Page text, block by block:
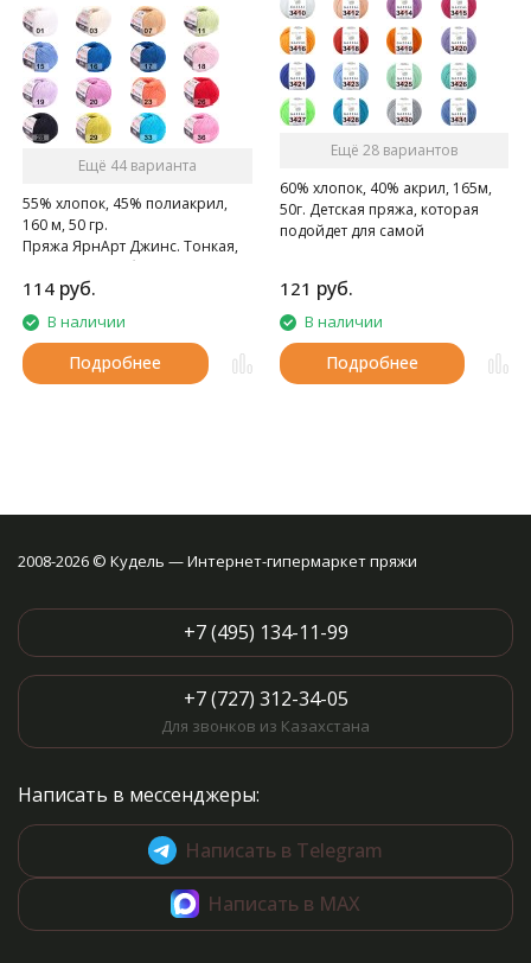
Ещё 44 варианта
55% хлопок, 45% полиакрил,
160 м, 50 гр.
Пряжа ЯрнАрт Джинс. Тонкая,
мягкая, слегка бархатистая
нитка. Очень приятная на
ощупь.
114 руб.
В наличии
Подробнее
Ещё 28 вариантов
60% хлопок, 40% акрил, 165м,
50г. Детская пряжа, которая
подойдет для самой
121 руб.
В наличии
Подробнее
2008-2026 © Кудель — Интернет-гипермаркет пряжи
+7 (495) 134-11-99
+7 (727) 312-34-05
Для звонков из Казахстана
Написать в мессенджеры:
Написать в Telegram
Написать в MAX